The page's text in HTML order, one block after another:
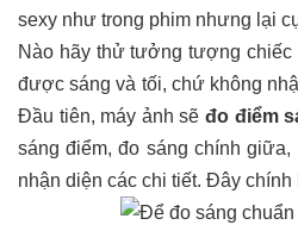
sexy như trong phim nhưng lại
Nào hãy thử tưởng tượng chiếc
được sáng và tối, chứ không
Đầu tiên, máy ảnh sẽđo điểm
sáng điểm, đo sáng chính
nhận diện các chi tiết. Đây chính